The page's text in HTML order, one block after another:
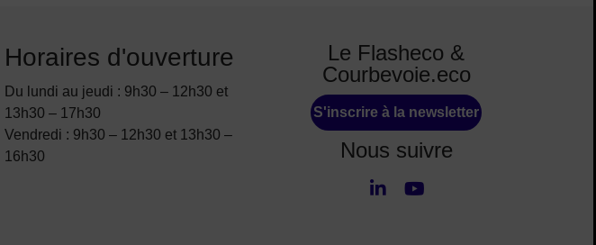
Horaires d'ouverture
Du lundi au jeudi : 9h30 – 12h30 et
13h30 – 17h30
Vendredi : 9h30 – 12h30 et 13h30 –
16h30
Le Flasheco &
Courbevoie.eco
S'inscrire à la newsletter
Nous suivre
Nous suivre